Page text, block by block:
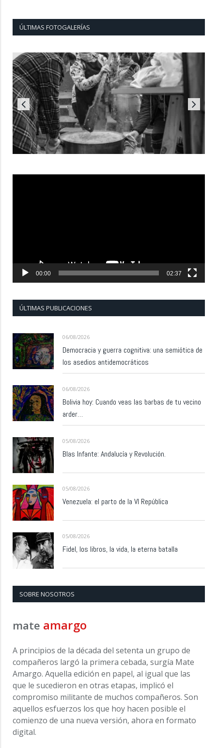
ÚLTIMAS FOTOGALERÍAS
00:00 02:37
ÚLTIMAS PUBLICACIONES
06/08/2026
Democracia y guerra cognitiva: una semiótica de
los asedios antidemocráticos
06/08/2026
Bolivia hoy: Cuando veas las barbas de tu vecino
arder…
05/08/2026
Blas Infante: Andalucía y Revolución.
05/08/2026
Venezuela: el parto de la VI República
05/08/2026
Fidel, los libros, la vida, la eterna batalla
SOBRE NOSOTROS
mate amargo
A principios de la década del setenta un grupo de
compañeros largó la primera cebada, surgía Mate
Amargo. Aquella edición en papel, al igual que las
que le sucedieron en otras etapas, implicó el
compromiso militante de muchos compañeros. Son
aquellos esfuerzos los que hoy hacen posible el
comienzo de una nueva versión, ahora en formato
digital.